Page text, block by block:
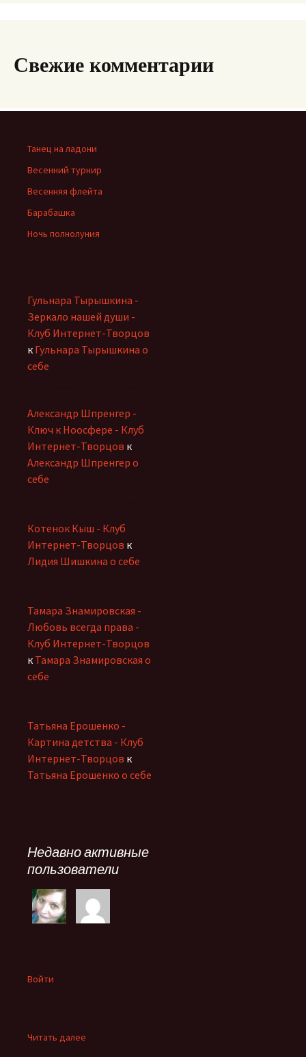
Свежие комментарии
Танец на ладони
Весенний турнир
Весенняя флейта
Барабашка
Ночь полнолуния
Гульнара Тырышкина -
Зеркало нашей души -
Клуб Интернет-Творцов
к Гульнара Тырышкина о
себе
Александр Шпренгер -
Ключ к Ноосфере - Клуб
Интернет-Творцов к
Александр Шпренгер о
себе
Котенок Кыш - Клуб
Интернет-Творцов к
Лидия Шишкина о себе
Тамара Знамировская -
Любовь всегда права -
Клуб Интернет-Творцов
к Тамара Знамировская о
себе
Татьяна Ерошенко -
Картина детства - Клуб
Интернет-Творцов к
Татьяна Ерошенко о себе
Недавно активные
пользователи
Войти
Читать далее